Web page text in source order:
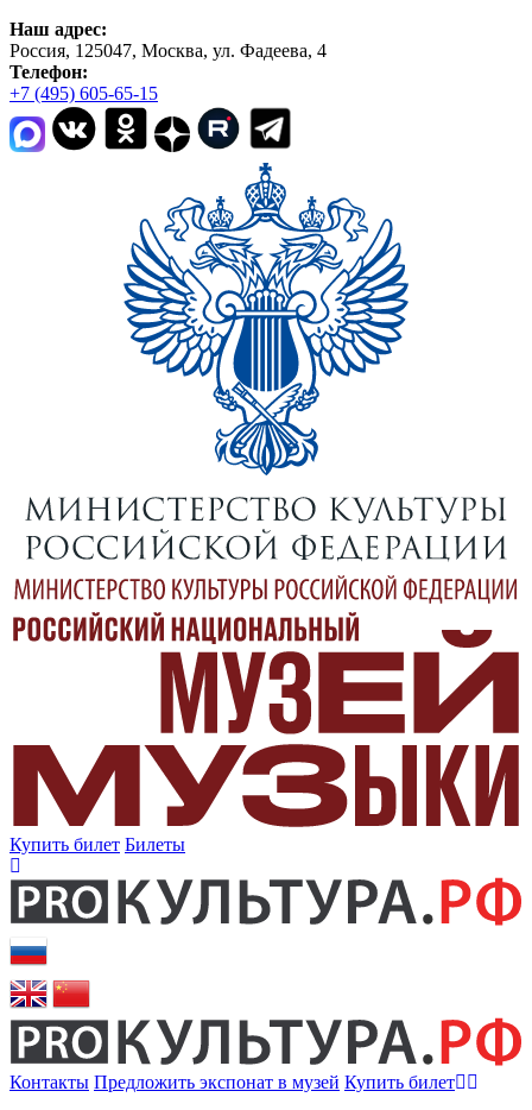
Наш адрес:
Россия, 125047, Москва, ул. Фадеева, 4
Телефон:
+7 (495) 605-65-15
Купить билет Билеты
Контакты Предложить экспонат в музей Купить билет